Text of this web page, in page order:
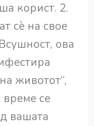
корист. 2.
сè на свое
ова
животот“,
се
вашата